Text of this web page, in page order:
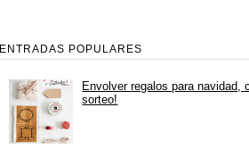
ENTRADAS POPULARES
Envolver regalos para navidad,
sorteo!